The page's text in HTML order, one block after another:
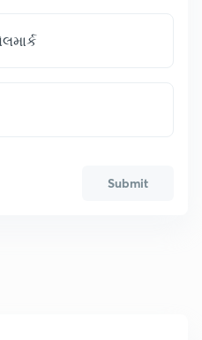
Submit